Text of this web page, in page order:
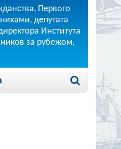
Первого
депутата
Института
за рубежом,